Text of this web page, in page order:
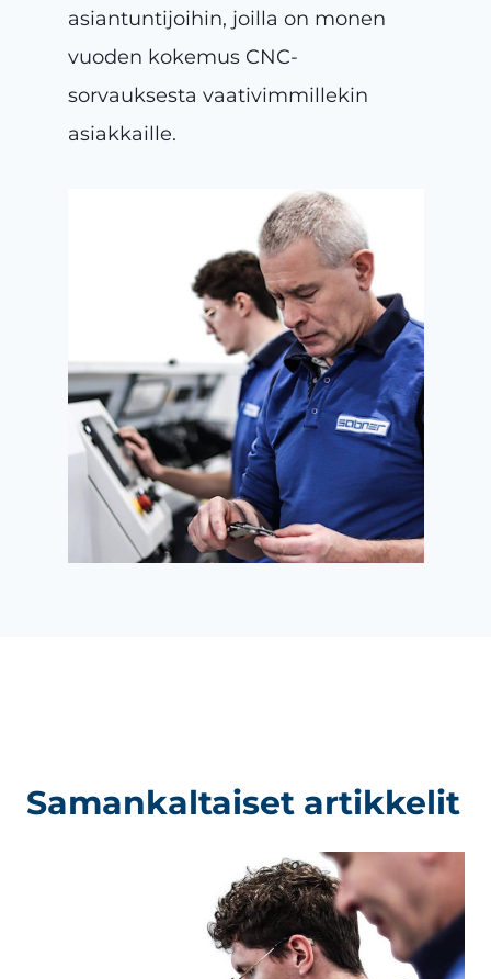
asiantuntijoihin, joilla on monen
vuoden kokemus CNC-
sorvauksesta vaativimmillekin
asiakkaille.
Samankaltaiset artikkelit